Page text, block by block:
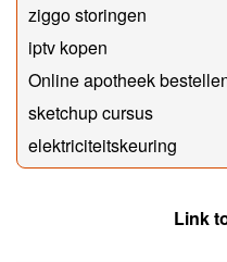
ziggo storingen
iptv kopen
Online apotheek
sketchup cursus
elektriciteitskeuring
Link